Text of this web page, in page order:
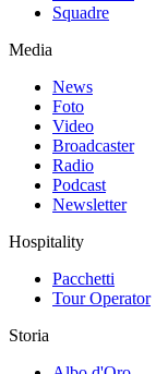
Squadre
Media
News
Foto
Video
Broadcaster
Radio
Podcast
Newsletter
Hospitality
Pacchetti
Tour Operator
Storia